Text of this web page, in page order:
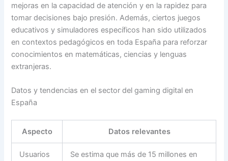
mejoras en la capacidad de atención y en la rapidez para
tomar decisiones bajo presión. Además, ciertos juegos
educativos y simuladores específicos han sido utilizados
en contextos pedagógicos en toda España para reforzar
conocimientos en matemáticas, ciencias y lenguas
extranjeras.
Datos y tendencias en el sector del gaming digital en
España
Aspecto Datos relevantes
Usuarios
Se estima que más de 15 millones en